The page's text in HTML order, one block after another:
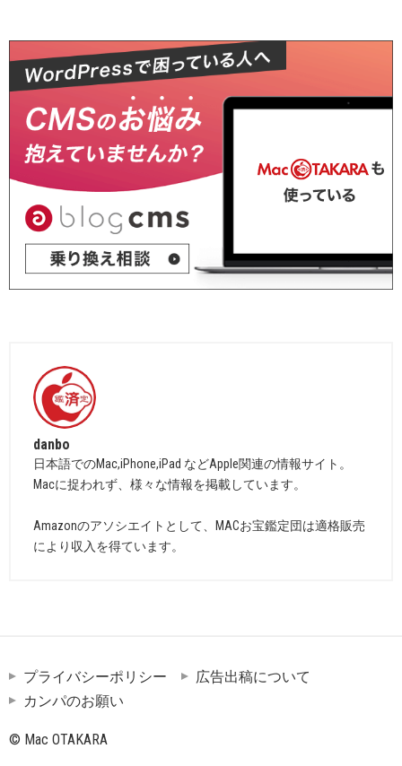
danbo
日本語でのMac,iPhone,iPad などApple関連の情報サイト。
Macに捉われず、様々な情報を掲載しています。
Amazonのアソシエイトとして、MACお宝鑑定団は適格販売
により収入を得ています。
プライバシーポリシー
広告出稿について
カンパのお願い
© Mac OTAKARA